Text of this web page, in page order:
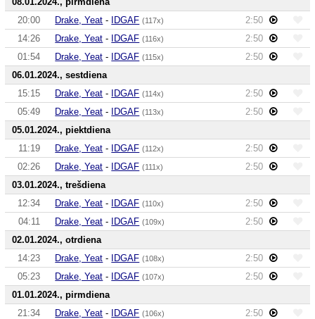
20:00
Drake, Yeat - IDGAF (117x)
2:50
14:26
Drake, Yeat - IDGAF (116x)
2:50
01:54
Drake, Yeat - IDGAF (115x)
2:50
06.01.2024., sestdiena
15:15
Drake, Yeat - IDGAF (114x)
2:50
05:49
Drake, Yeat - IDGAF (113x)
2:50
05.01.2024., piektdiena
11:19
Drake, Yeat - IDGAF (112x)
2:50
02:26
Drake, Yeat - IDGAF (111x)
2:50
03.01.2024., trešdiena
12:34
Drake, Yeat - IDGAF (110x)
2:50
04:11
Drake, Yeat - IDGAF (109x)
2:50
02.01.2024., otrdiena
14:23
Drake, Yeat - IDGAF (108x)
2:50
05:23
Drake, Yeat - IDGAF (107x)
2:50
01.01.2024., pirmdiena
21:34
Drake, Yeat - IDGAF (106x)
2:50